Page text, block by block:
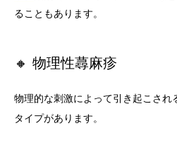
ることもあります。
🔸 物理性蕁麻疹
物理的な刺激によって引き起こされ
タイプがあります。